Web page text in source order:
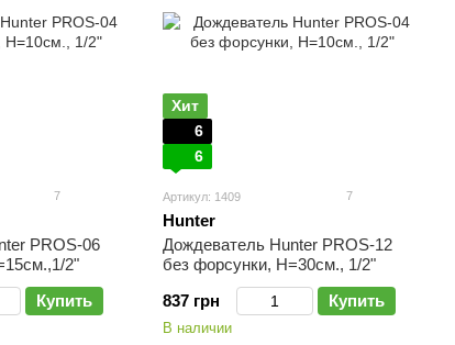
7
PROS-06
2"
Купить
Хит
6
6
Артикул: 1409 7
Hunter
Дождеватель Hunter PROS-12
без форсунки, H=30см., 1/2"
837 грн
Купить
В наличии